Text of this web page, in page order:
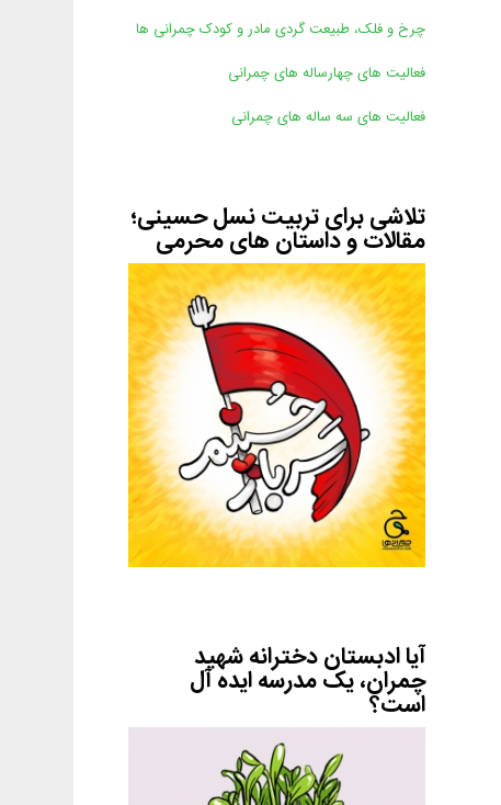
چرخ و فلک، طبیعت گردی مادر و کودک چمرانی ها
فعالیت های چهارساله های چمرانی
فعالیت های سه ساله های چمرانی
تلاشی برای تربیت نسل حسینی؛
مقالات و داستان های محرمی
آیا ادبستان دخترانه شهید
چمران، یک مدرسه ایده آل
است؟